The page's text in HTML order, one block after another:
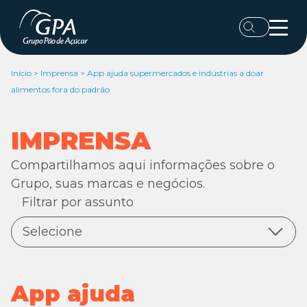
Início > Imprensa > App ajuda supermercados e indústrias a doar
alimentos fora do padrão
IMPRENSA
Compartilhamos aqui informações sobre o
Grupo, suas marcas e negócios.
Filtrar por assunto
Selecione
Todas as notícias
Digital
App ajuda